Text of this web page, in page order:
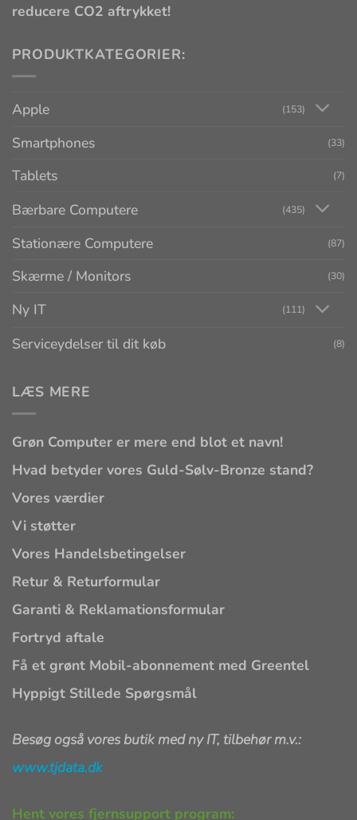
reducere CO2 aftrykket!
PRODUKTKATEGORIER:
Apple (153)
Smartphones (33)
Tablets (7)
Bærbare Computere (435)
Stationære Computere (87)
Skærme / Monitors (30)
Ny IT (111)
Serviceydelser til dit køb (8)
LÆS MERE
Grøn Computer er mere end blot et navn!
Hvad betyder vores Guld-Sølv-Bronze stand?
Vores værdier
Vi støtter
Vores Handelsbetingelser
Retur & Returformular
Garanti & Reklamationsformular
Fortryd aftale
Få et grønt Mobil-abonnement med Greentel
Hyppigt Stillede Spørgsmål
Besøg også vores butik med ny IT, tilbehør m.v.:
www.tjdata.dk
Hent vores fjernsupport program: